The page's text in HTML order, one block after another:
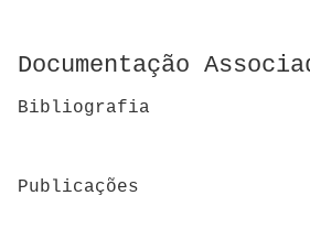
Documentação
Bibliografia
Publicações